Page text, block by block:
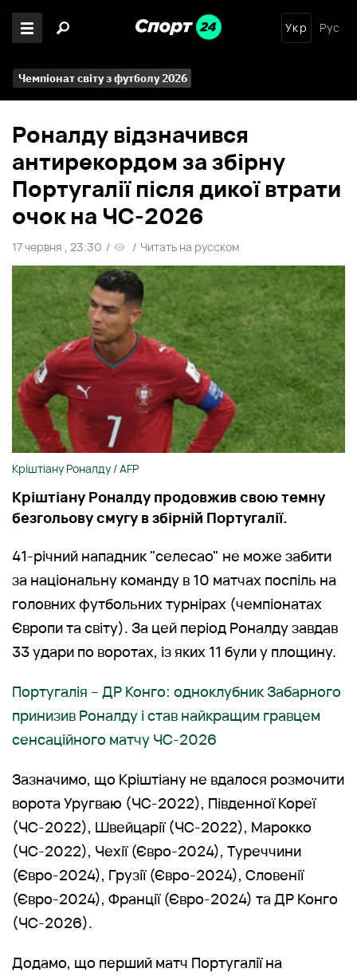
Укр Рус
Чемпіонат світу з футболу 2026
Роналду відзначився
антирекордом за збірну
Португалії після дикої втрати
очок на ЧС-2026
17 червня , 23:30 / / Читать на русском
Кріштіану Роналду / AFP
Кріштіану Роналду продовжив свою темну
безгольову смугу в збірній Португалії.
41-річний нападник "селесао" не може забити
за національну команду в 10 матчах поспіль на
головних футбольних турнірах (чемпіонатах
Європи та світу). За цей період Роналду завдав
33 удари по воротах, із яких 11 були у площину.
Португалія – ДР Конго: одноклубник Забарного
принизив Роналду і став найкращим гравцем
сенсаційного матчу ЧС-2026
Зазначимо, що Кріштіану не вдалося розмочити
ворота Уругваю (ЧС-2022), Південної Кореї
(ЧС-2022), Швейцарії (ЧС-2022), Марокко
(ЧС-2022), Чехії (Євро-2024), Туреччини
(Євро-2024), Грузії (Євро-2024), Словенії
(Євро-2024), Франції (Євро-2024) та ДР Конго
(ЧС-2026).
Додамо, що перший матч Португалії на